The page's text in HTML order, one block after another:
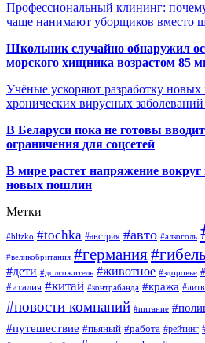
Профессиональный клининг:
чаще нанимают уборщиков вместо
Школьник случайно обнаружил
морского хищника возрастом 85
Учёные ускоряют разработку новых
хронических вирусных
В Беларуси пока не готовы
ограничения для соцсетей
В мире растет напряжение вокруг
новых пошлин
Метки
#blizko #tochka #австрия #авто #алкоголь
#великобритания #германия#гибель
#дети #долгожитель #животное #здоровье
#италия #китай #контрабанда #кража
#новости компаний #питание
#путешествие #пьяный #работа #рейтинг